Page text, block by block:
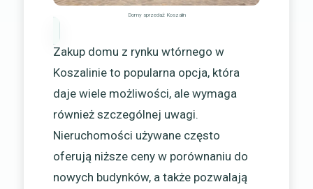
Domy sprzedaż Koszalin
Zakup domu z rynku wtórnego w
Koszalinie to popularna opcja, która
daje wiele możliwości, ale wymaga
również szczególnej uwagi.
Nieruchomości używane często
oferują niższe ceny w porównaniu do
nowych budynków, a także pozwalają